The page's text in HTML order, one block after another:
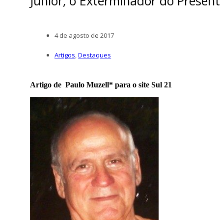
4 de agosto de 2017
Artigos,Destaques
Artigo de Paulo Muzell* para o site Sul 21